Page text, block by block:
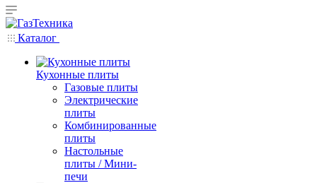
Каталог
Кухонные плиты
Газовые плиты
Электрические
плиты
Комбинированные
плиты
Настольные
плиты / Мини-
печи